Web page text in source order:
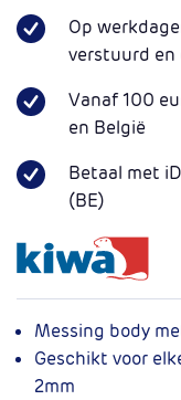
Op
verstuurd en
Vanaf 100
en België
Betaal met
(BE)
Messing body
Geschikt voor
2mm